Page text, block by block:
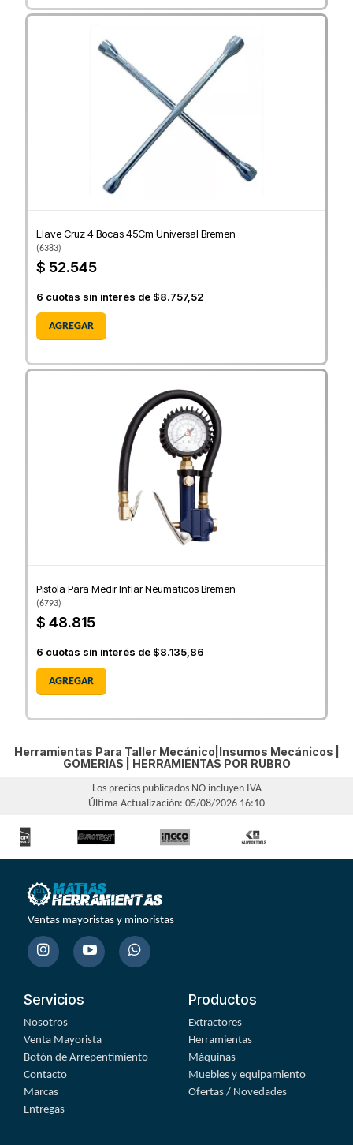
Llave Cruz 4 Bocas 45Cm Universal Bremen
(6383)
$ 52.545
6 cuotas sin interés de $8.757,52
AGREGAR
Pistola Para Medir Inflar Neumaticos Bremen
(6793)
$ 48.815
6 cuotas sin interés de $8.135,86
AGREGAR
Herramientas Para Taller Mecánico|Insumos Mecánicos |
GOMERIAS
HERRAMIENTAS POR RUBRO
Los precios publicados NO incluyen IVA
Última Actualización: 05/08/2026 16:10
Ventas mayoristas y minoristas
Servicios
Nosotros
Venta Mayorista
Botón de Arrepentimiento
Contacto
Marcas
Entregas
Productos
Extractores
Herramientas
Máquinas
Muebles y equipamiento
Ofertas / Novedades